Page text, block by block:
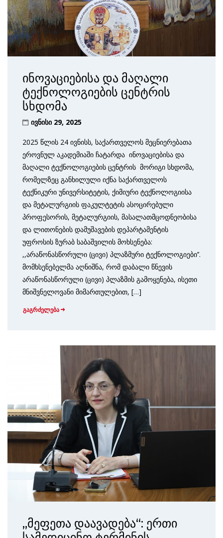
ინოვაციებისა და მაღალი
ტექნოლოგიების ცენტრის
სხდომა
ივნისი 29, 2025
2025 წლის 24 ივნისს, საქართველოს მეცნიერებათა
ეროვნულ აკადემიაში ჩატარდა ინოვაციებისა და
მაღალი ტექნოლოგიების ცენტრის მორიგი სხდომა,
რომელზეც განხილული იქნა საქართველოს
ტექნიკური უნივერსიტეტის, ქიმიური ტექნოლოგიისა
და მეტალურგიის ფაკულტეტის ასოცირებული
პროფესორის, მეტალურგიის, მასალათმცოდნეობისა
და ლითონების დამუშავების დეპარტამენტის
უფროსის ზურაბ საბაშვილის მოხსენება:
,,არაწონასწორული (ცივი) პლაზმური ტექნოლოგიები’’.
მომხსენებელმა აღნიშნა, რომ დაბალი წნევის
არაწონასწორული (ცივი) პლაზმის გამოყენება, ისეთი
მნიშვნელოვანი მიმართულებით, […]
გაგრძელება
„მეფეთა დაავადება“: ერთი